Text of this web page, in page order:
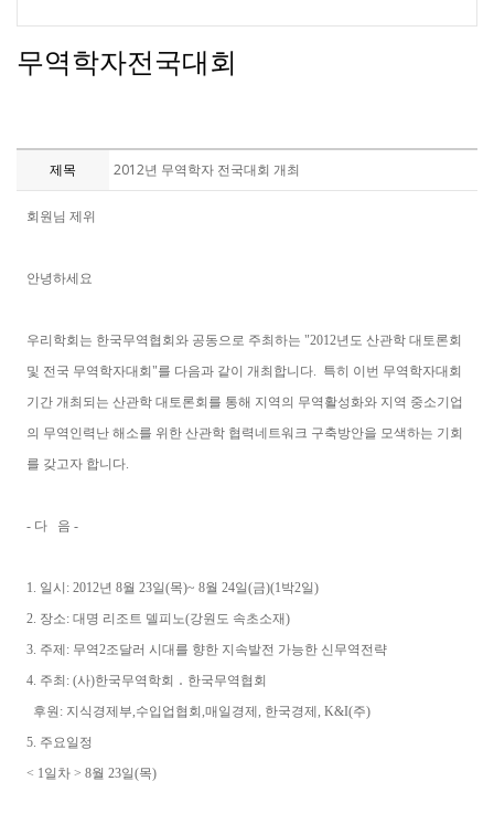
무역학자전국대회
제목 2012년 무역학자 전국대회 개최
회원님 제위
안녕하세요
우리학회는 한국무역협회와 공동으로 주최하는 "2012년도 산관학 대토론회
및 전국 무역학자대회"를 다음과 같이 개최합니다. 특히 이번 무역학자대회
기간 개최되는 산관학 대토론회를 통해 지역의 무역활성화와 지역 중소기업
의 무역인력난 해소를 위한 산관학 협력네트워크 구축방안을 모색하는 기회
를 갖고자 합니다.
- 다 음 -
1. 일시: 2012년 8월 23일(목)~ 8월 24일(금)(1박2일)
2. 장소: 대명 리조트 델피노(강원도 속초소재)
3. 주제: 무역2조달러 시대를 향한 지속발전 가능한 신무역전략
4. 주최: (사)한국무역학회 ․ 한국무역협회
후원: 지식경제부,수입업협회,매일경제, 한국경제, K&I(주)
5. 주요일정
< 1일차 > 8월 23일(목)